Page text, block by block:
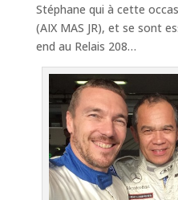
Stéphane qui à cette
(AIX MAS JR), et se sont
end au Relais 208…